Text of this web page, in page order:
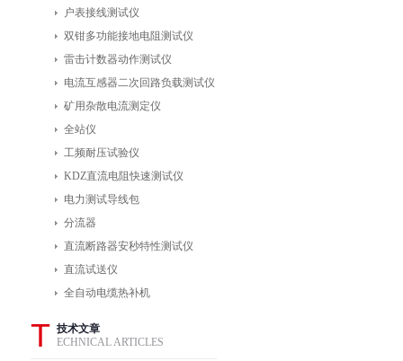
户表接线测试仪
双钳多功能接地电阻测试仪
雷击计数器动作测试仪
电流互感器二次回路负载测试仪
矿用杂散电流测定仪
全站仪
工频耐压试验仪
KDZ直流电阻快速测试仪
电力测试导线包
分流器
直流断路器安秒特性测试仪
直流试送仪
全自动电缆热补机
T 技术文章
ECHNICAL ARTICLES